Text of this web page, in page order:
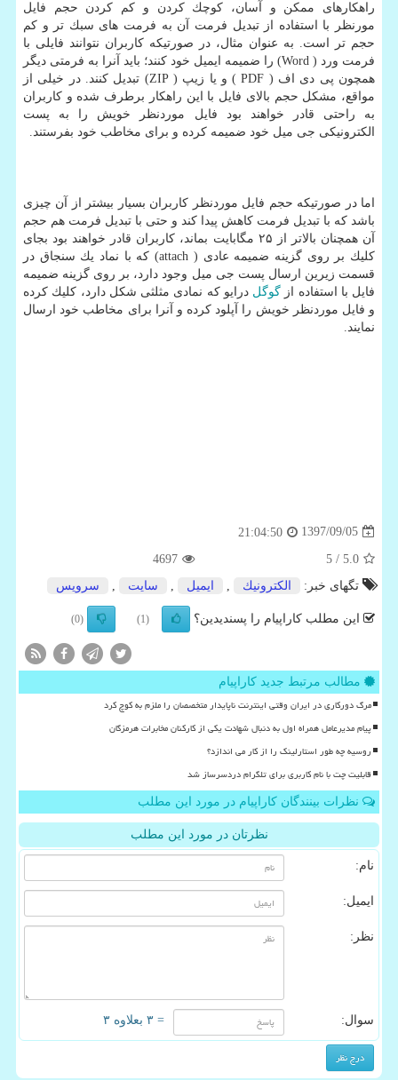
راهكارهای ممكن و آسان، كوچك كردن و كم كردن حجم فایل
مورنظر با استفاده از تبدیل فرمت آن به فرمت های سبك تر و كم
حجم تر است. به عنوان مثال، در صورتیكه كاربران نتوانند فایلی با
فرمت ورد ( Word) را ضمیمه ایمیل خود كنند؛ باید آنرا به فرمتی دیگر
همچون پی دی اف ( PDF ) و یا زیپ ( ZIP) تبدیل كنند. در خیلی از
مواقع، مشكل حجم بالای فایل با این راهكار برطرف شده و كاربران
به راحتی قادر خواهند بود فایل موردنظر خویش را به پست
الكترونیكی جی میل خود ضمیمه كرده و برای مخاطب خود بفرستند.
اما در صورتیكه حجم فایل موردنظر كاربران بسیار بیشتر از آن چیزی
باشد كه با تبدیل فرمت كاهش پیدا كند و حتی با تبدیل فرمت هم حجم
آن همچنان بالاتر از ۲۵ مگابایت بماند، كاربران قادر خواهند بود بجای
كلیك بر روی گزینه ضمیمه عادی ( attach) كه با نماد یك سنجاق در
قسمت زیرین ارسال پست جی میل وجود دارد، بر روی گزینه ضمیمه
فایل با استفاده از گوگل درایو كه نمادی مثلثی شكل دارد، كلیك كرده
و فایل موردنظر خویش را آپلود كرده و آنرا برای مخاطب خود ارسال
نمایند.
1397/09/05
21:04:50
5.0
/ 5
4697
تگهای خبر:
الكترونیك ایمیل سایت سرویس
این مطلب کاراپیام را پسندیدین؟ (1)
(0)
مطالب مرتبط جدید کاراپیام
مرگ دورکاری در ایران وقتی اینترنت ناپایدار متخصصان را ملزم به کوچ کرد
پیام مدیرعامل همراه اول به دنبال شهادت یکی از کارکنان مخابرات هرمزگان
روسیه چه طور استارلینک را از کار می اندازد؟
قابلیت چت با نام کاربری برای تلگرام دردسرساز شد
نظرات بینندگان کاراپیام در مورد این مطلب
نظرتان در مورد این مطلب
نام:
ایمیل:
نظر:
سوال: = ۳ بعلاوه ۳